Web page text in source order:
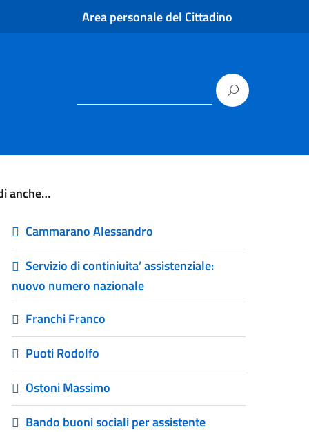
Area personale del Cittadino
anche…
Cammarano Alessandro
Servizio di continiuita’ assistenziale:
nuovo numero nazionale
Franchi Franco
Puoti Rodolfo
Ostoni Massimo
Bando buoni sociali per assistente